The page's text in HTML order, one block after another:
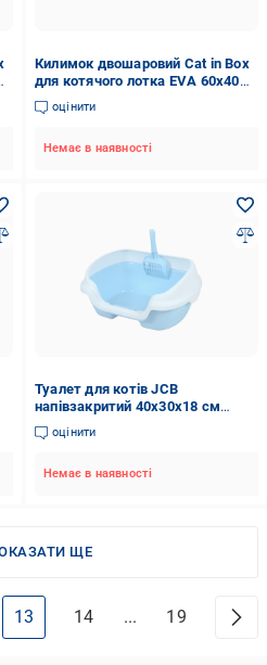
Килимок двошаровий Cat in Box
для котячого лотка EVA 60x40
см Коричневий
оцінити
Немає в наявності
Туалет для котів JCB
напівзакритий 40х30х18 см
(MSP-001)
оцінити
Немає в наявності
ЩЕ
13 14 ... 19